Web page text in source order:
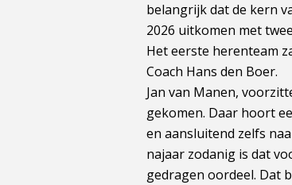
belangrijk dat de kern
2026 uitkomen met
Het eerste herenteam
Coach Hans den Boer.
Jan van Manen,
gekomen. Daar hoort
en aansluitend zelfs
najaar zodanig is dat
gedragen oordeel. Dat